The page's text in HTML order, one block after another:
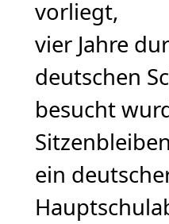
vorliegt,
vier Jahre
deutschen
besucht
ein